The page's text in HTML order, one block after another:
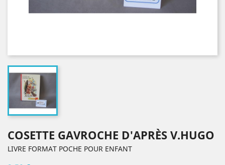
COSETTE GAVROCHE D'APRÈS V.HUGO
LIVRE FORMAT POCHE POUR ENFANT